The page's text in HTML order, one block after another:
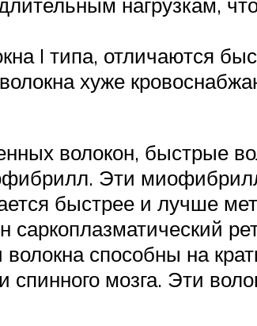
I типа, отличаются
хуже
волокон, быстрые
Эти
быстрее и лучше
способны на
мозга. Эти